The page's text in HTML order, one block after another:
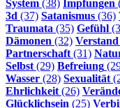
System (38) Impfungen
3d (37) Satanismus (36)
Traumata (35) Gefühl
Dämonen (32) Verstand
Partnerschaft(31)
Selbst(29) Befreiung
Wasser (28) Sexualität
Ehrlichkeit(26)
Glücklichsein (25)